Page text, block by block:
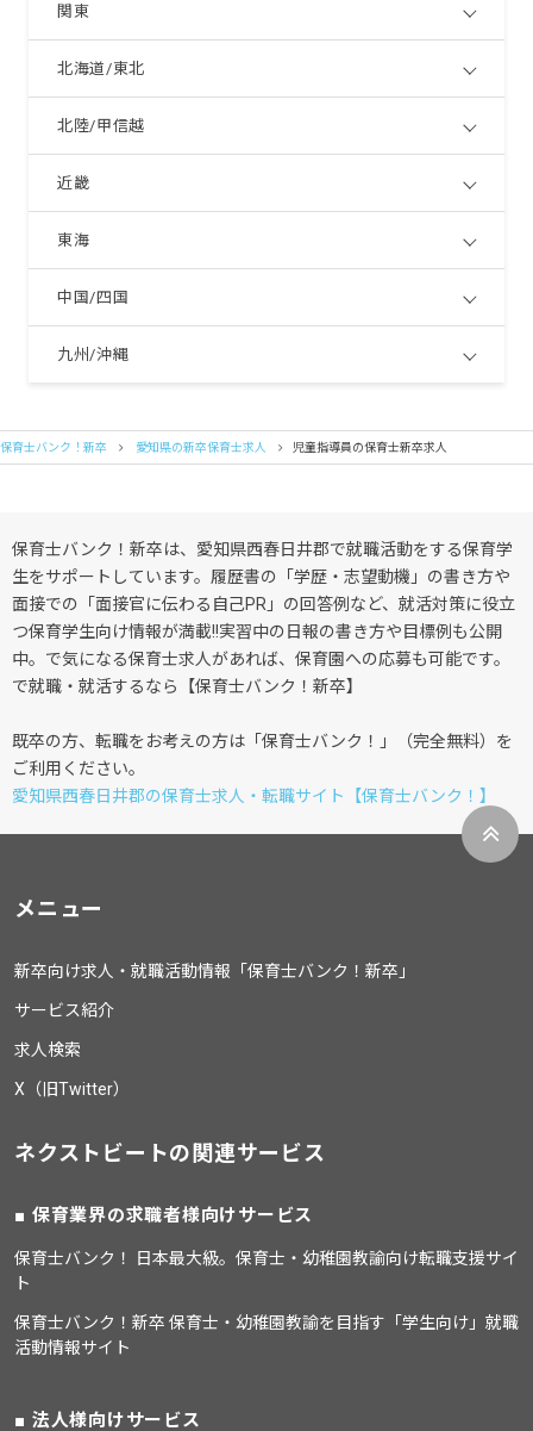
関東
北海道/東北
北陸/甲信越
近畿
東海
中国/四国
九州/沖縄
保育士バンク！新卒 愛知県の新卒保育士求人 児童指導員の保育士新卒求人
保育士バンク！新卒は、愛知県西春日井郡で就職活動をする保育学
生をサポートしています。履歴書の「学歴・志望動機」の書き方や
面接での「面接官に伝わる自己PR」の回答例など、就活対策に役立
つ保育学生向け情報が満載!!実習中の日報の書き方や目標例も公開
中。で気になる保育士求人があれば、保育園への応募も可能です。
で就職・就活するなら【保育士バンク！新卒】
既卒の方、転職をお考えの方は「保育士バンク！」（完全無料）を
ご利用ください。
愛知県西春日井郡の保育士求人・転職サイト【保育士バンク！】
メニュー
新卒向け求人・就職活動情報「保育士バンク！新卒」
サービス紹介
求人検索
X（旧Twitter）
ネクストビートの関連サービス
保育業界の求職者様向けサービス
保育士バンク！ 日本最大級。保育士・幼稚園教諭向け転職支援サイ
ト
保育士バンク！新卒 保育士・幼稚園教諭を目指す「学生向け」就職
活動情報サイト
法人様向けサービス